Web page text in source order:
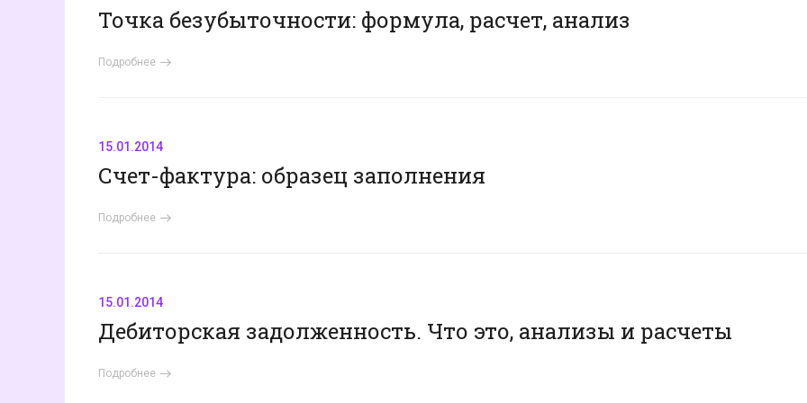
Точка безубыточности: формула, расчет, анализ
Подробнее
15.01.2014
Счет-фактура: образец заполнения
Подробнее
15.01.2014
Дебиторская задолженность. Что это, анализы и расчеты
Подробнее